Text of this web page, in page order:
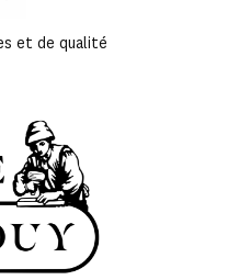
et de qualité